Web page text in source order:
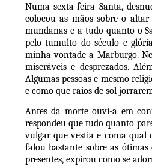
Numa sexta-feira Santa,
colocou as mãos sobre o
mundanas e a tudo quanto o
pelo tumulto do século e
minha vontade a Marburgo.
miseráveis e desprezados.
Algumas pessoas e mesmo
e como que raios de sol
Antes da morte ouvi-a em
respondeu que tudo quanto
vulgar que vestia e coma qual
falou bastante sobre as
presentes, expirou como se